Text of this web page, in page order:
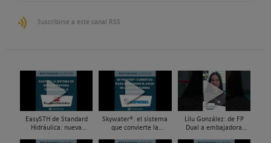
Suscribirse a este canal RSS
EasySTH de Standard
Hidráulica: nueva
Skywater®: el sistema
que convierte la
Lilu González: de FP
Dual a embajadora